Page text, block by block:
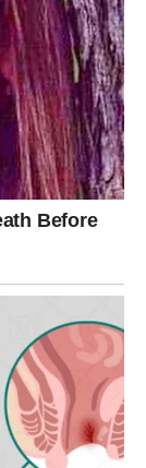
i prašta
i kada je
periodu
da se neko
onaj koji